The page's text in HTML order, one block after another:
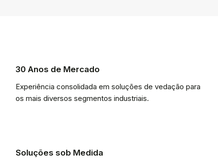
30 Anos de Mercado
Experiência consolidada em soluções de vedação para
os mais diversos segmentos industriais.
Soluções sob Medida